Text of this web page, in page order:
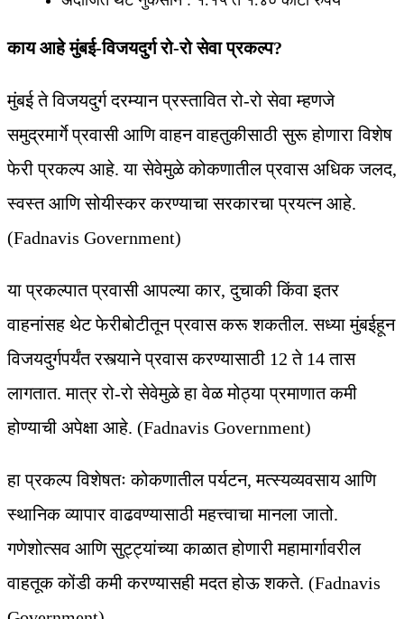
काय आहे मुंबई-विजयदुर्ग रो-रो सेवा प्रकल्प?
मुंबई ते विजयदुर्ग दरम्यान प्रस्तावित रो-रो सेवा म्हणजे
समुद्रमार्गे प्रवासी आणि वाहन वाहतुकीसाठी सुरू होणारा विशेष
फेरी प्रकल्प आहे. या सेवेमुळे कोकणातील प्रवास अधिक जलद,
स्वस्त आणि सोयीस्कर करण्याचा सरकारचा प्रयत्न आहे.
(Fadnavis Government)
या प्रकल्पात प्रवासी आपल्या कार, दुचाकी किंवा इतर
वाहनांसह थेट फेरीबोटीतून प्रवास करू शकतील. सध्या मुंबईहून
विजयदुर्गपर्यंत रस्त्याने प्रवास करण्यासाठी 12 ते 14 तास
लागतात. मात्र रो-रो सेवेमुळे हा वेळ मोठ्या प्रमाणात कमी
होण्याची अपेक्षा आहे. (Fadnavis Government)
हा प्रकल्प विशेषतः कोकणातील पर्यटन, मत्स्यव्यवसाय आणि
स्थानिक व्यापार वाढवण्यासाठी महत्त्वाचा मानला जातो.
गणेशोत्सव आणि सुट्ट्यांच्या काळात होणारी महामार्गावरील
वाहतूक कोंडी कमी करण्यासही मदत होऊ शकते. (Fadnavis